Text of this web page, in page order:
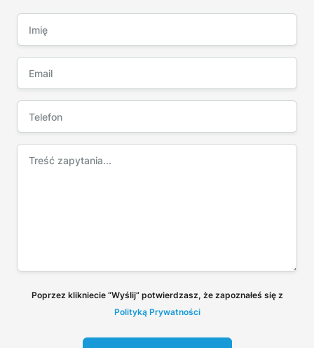
Poprzez klikniecie “Wyślij” potwierdzasz, że zapoznałeś się z
Polityką Prywatności